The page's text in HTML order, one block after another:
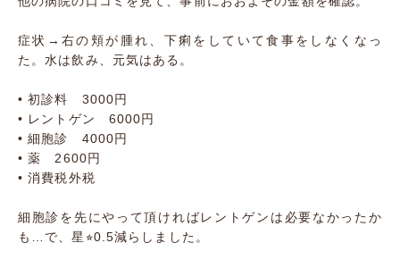
症状→右の頬が腫れ、下痢をしていて食事をしなくなっ
た。水は飲み、元気はある。
• 初診料 3000円
• レントゲン 6000円
• 細胞診 4000円
• 薬 2600円
• 消費税外税
細胞診を先にやって頂ければレントゲンは必要なかったか
も…で、星⭐︎0.5減らしました。